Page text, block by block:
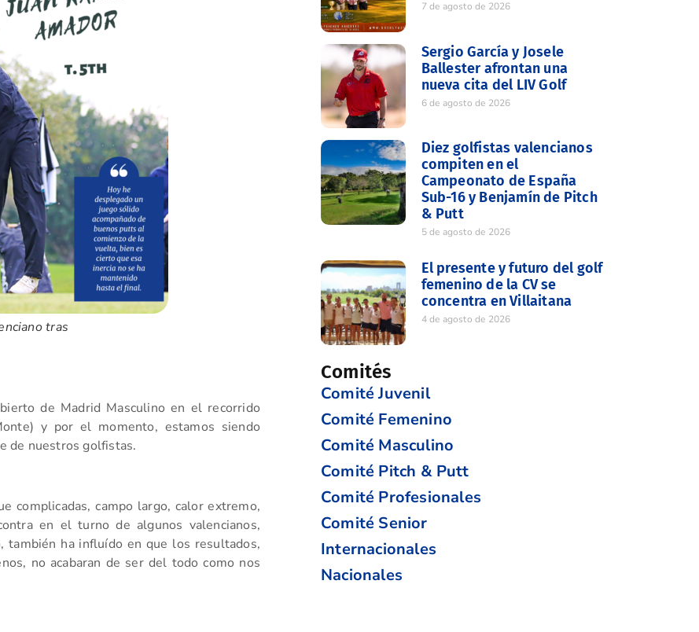
tras
de Madrid Masculino en el recorrido
y por el momento, estamos siendo
de nuestros golfistas.
complicadas, campo largo, calor extremo,
en el turno de algunos valencianos,
ha influído en que los resultados,
no acabaran de ser del todo como nos
7 de agosto de 2026
Sergio García y Josele
Ballester afrontan una
nueva cita del LIV Golf
6 de agosto de 2026
Diez golfistas valencianos
compiten en el
Campeonato de España
Sub-16 y Benjamín de Pitch
& Putt
5 de agosto de 2026
El presente y futuro del golf
femenino de la CV se
concentra en Villaitana
4 de agosto de 2026
Comités
Comité Juvenil
Comité Femenino
Comité Masculino
Comité Pitch & Putt
Comité Profesionales
Comité Senior
Internacionales
Nacionales